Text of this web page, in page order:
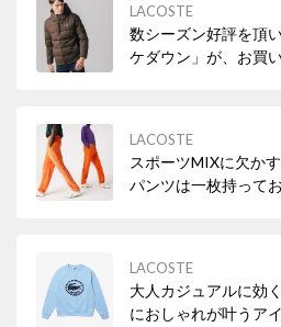
LACOSTE
数シーズン好評を頂
ケダウン」が、お買
LACOSTE
スポーツMIXに欠か
パンツは一枚持って
LACOSTE
大人カジュアルに効
におしゃれが叶うア